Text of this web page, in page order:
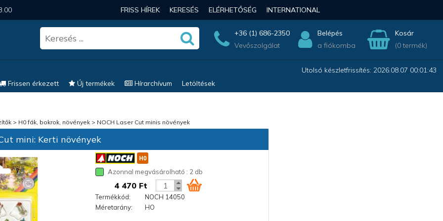
FRISS HÍREK KERESÉS ELÉRHETŐSÉG INTERNATIONAL
+36 (1) 686-2350
Vevőszolgálat
Belépés
a fiókomba
Kosár
(0 termék)
Utolsó készletfrissítés: 2026.08.07 00:01:43
Frissen érkezett Új termékek Hírarchívum Letöltések
> H0 fák, bokrok, növények > NOCH Laser Cut minis növények
mini: Kerti növények
Azonnal megvásárolható : 2 db
4 470 Ft
Termékkód:
NOCH 14050
Méretarány:
HO